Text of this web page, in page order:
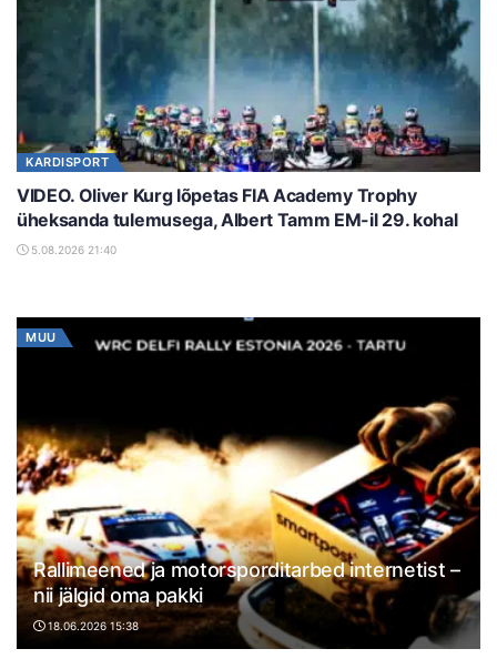
KARDISPORT
VIDEO. Oliver Kurg lõpetas FIA Academy Trophy
üheksanda tulemusega, Albert Tamm EM-il 29. kohal
5.08.2026 21:40
MUU
Rallimeened ja motorsporditarbed internetist –
nii jälgid oma pakki
18.06.2026 15:38